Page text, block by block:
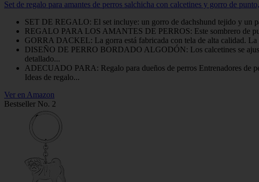
Set de regalo para amantes de perros salchicha con calcetines y gorro de
SET DE REGALO: El set incluye: un gorro de dachshund tejido y un
REGALO PARA LOS AMANTES DE PERROS: Este sombrero de
GORRA DACKEL: La gorra está fabricada con tela de alta calidad. La
DISEÑO DE PERRO BORDADO ALGODÓN: Los calcetines se
detallado...
ADECUADO PARA: Regalo para dueños de perros Entrenadores de
Ideas de regalo...
Ver en Amazon
Bestseller No. 2